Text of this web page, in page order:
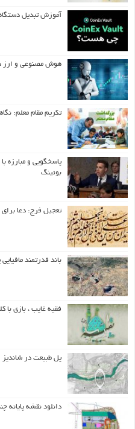
آموزش تبدیل
هوش مصنوعی و ارز
تکریم مقام معلم:
پاسخگویی و مبارزه
بوئینگ
تعجیل فرج: دعا
باند قدرتمند
فقیه غایب ، بازی با
پل طبیعت در
دانلود نقشه پایانه